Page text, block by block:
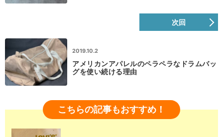
次回
2019.10.2
アメリカンアパレルのペラペラなドラムバッ
グを使い続ける理由
こちらの記事もおすすめ！